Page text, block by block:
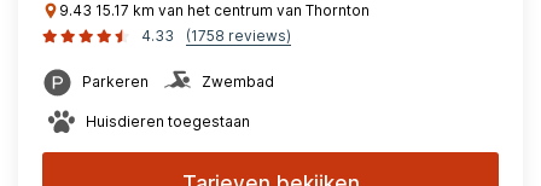
9.43 15.17 km van het centrum van Thornton
4.33
(1758 reviews)
Parkeren Zwembad
Huisdieren toegestaan